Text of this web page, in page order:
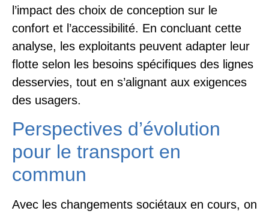
l’impact des choix de conception sur le
confort et l’accessibilité. En concluant cette
analyse, les exploitants peuvent adapter leur
flotte selon les besoins spécifiques des lignes
desservies, tout en s’alignant aux exigences
des usagers.
Perspectives d’évolution
pour le transport en
commun
Avec les changements sociétaux en cours, on